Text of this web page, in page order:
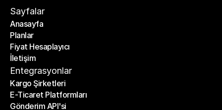
Sayfalar
Anasayfa
Anasayfa
Planlar
Planlar
Fiyat Hesaplayıcı
Fiyat Hesaplayıcı
İletişim
İletişim
Entegrasyonlar
Kargo Şirketleri
Kargo Şirketleri
E-Ticaret Platformları
E-Ticaret Platformları
Gönderim API'si